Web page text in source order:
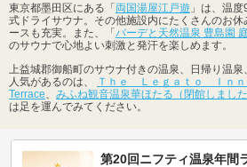
東京都墨田区にある「 両国湯屋江戸遊 」は、温
式ドライサウナ。その他施設内にたくさんのお
ースも充実。また、「 バーデと天然温泉 豊島園
のサウナで心地よい刺激と発汗を楽しめます。
上益城郡御船町のサウナ付きの温泉、日帰り温
人気があるのは、
Ｔｈｅ Ｌｅｇａｔｏ Ｉｎ
Terrace、 みふね観音温泉華ほたる（閉館しました
は足を運んでみてください。
第20回ニフティ温泉年間